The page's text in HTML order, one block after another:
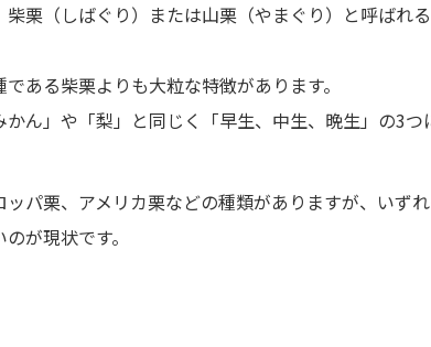
栗（しばぐり）または山栗（やまぐり）と呼ばれ
ある柴栗よりも大粒な特徴があります。
ん」や「梨」と同じく「早生、中生、晩生」の3つ
パ栗、アメリカ栗などの種類がありますが、いず
が現状です。